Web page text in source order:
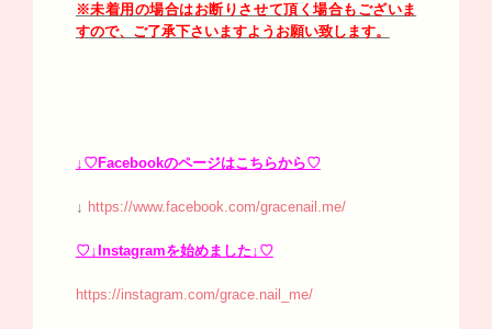
※未着用の場合はお断りさせて頂く場合もございま
すので、ご了承下さいますようお願い致します。
↓♡Facebookのページはこちらから♡
↓ https://www.facebook.com/gracenail.me/
♡↓Instagramを始めました↓♡
https://instagram.com/grace.nail_me/